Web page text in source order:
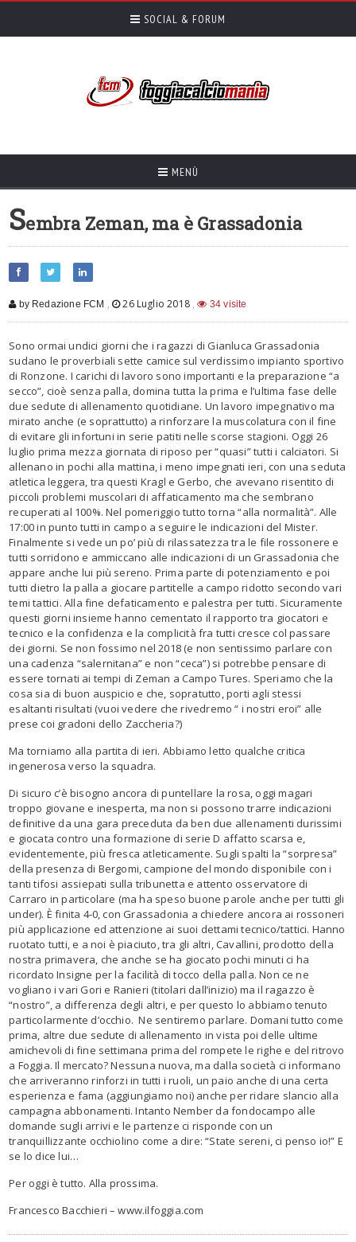
SOCIAL & FORUM
MENÙ
Sembra Zeman, ma è Grassadonia
by Redazione FCM , 26 Luglio 2018 , 34 visite
Sono ormai undici giorni che i ragazzi di Gianluca Grassadonia
sudano le proverbiali sette camice sul verdissimo impianto sportivo
di Ronzone. I carichi di lavoro sono importanti e la preparazione “a
secco”, cioè senza palla, domina tutta la prima e l’ultima fase delle
due sedute di allenamento quotidiane. Un lavoro impegnativo ma
mirato anche (e soprattutto) a rinforzare la muscolatura con il fine
di evitare gli infortuni in serie patiti nelle scorse stagioni. Oggi 26
luglio prima mezza giornata di riposo per “quasi” tutti i calciatori. Si
allenano in pochi alla mattina, i meno impegnati ieri, con una seduta
atletica leggera, tra questi Kragl e Gerbo, che avevano risentito di
piccoli problemi muscolari di affaticamento ma che sembrano
recuperati al 100%. Nel pomeriggio tutto torna “alla normalità”. Alle
17:00 in punto tutti in campo a seguire le indicazioni del Mister.
Finalmente si vede un po’ più di rilassatezza tra le file rossonere e
tutti sorridono e ammiccano alle indicazioni di un Grassadonia che
appare anche lui più sereno. Prima parte di potenziamento e poi
tutti dietro la palla a giocare partitelle a campo ridotto secondo vari
temi tattici. Alla fine defaticamento e palestra per tutti. Sicuramente
questi giorni insieme hanno cementato il rapporto tra giocatori e
tecnico e la confidenza e la complicità fra tutti cresce col passare
dei giorni. Se non fossimo nel 2018 (e non sentissimo parlare con
una cadenza “salernitana” e non “ceca”) si potrebbe pensare di
essere tornati ai tempi di Zeman a Campo Tures. Speriamo che la
cosa sia di buon auspicio e che, sopratutto, porti agli stessi
esaltanti risultati (vuoi vedere che rivedremo “ i nostri eroi” alle
prese coi gradoni dello Zaccheria?)
Ma torniamo alla partita di ieri. Abbiamo letto qualche critica
ingenerosa verso la squadra.
Di sicuro c’è bisogno ancora di puntellare la rosa, oggi magari
troppo giovane e inesperta, ma non si possono trarre indicazioni
definitive da una gara preceduta da ben due allenamenti durissimi
e giocata contro una formazione di serie D affatto scarsa e,
evidentemente, più fresca atleticamente. Sugli spalti la “sorpresa”
della presenza di Bergomi, campione del mondo disponibile con i
tanti tifosi assiepati sulla tribunetta e attento osservatore di
Carraro in particolare (ma ha speso buone parole anche per tutti gli
under). È finita 4-0, con Grassadonia a chiedere ancora ai rossoneri
più applicazione ed attenzione ai suoi dettami tecnico/tattici. Hanno
ruotato tutti, e a noi è piaciuto, tra gli altri, Cavallini, prodotto della
nostra primavera, che anche se ha giocato pochi minuti ci ha
ricordato Insigne per la facilità di tocco della palla. Non ce ne
vogliano i vari Gori e Ranieri (titolari dall’inizio) ma il ragazzo è
“nostro”, a differenza degli altri, e per questo lo abbiamo tenuto
particolarmente d’occhio. Ne sentiremo parlare. Domani tutto come
prima, altre due sedute di allenamento in vista poi delle ultime
amichevoli di fine settimana prima del rompete le righe e del ritrovo
a Foggia. Il mercato? Nessuna nuova, ma dalla società ci informano
che arriveranno rinforzi in tutti i ruoli, un paio anche di una certa
esperienza e fama (aggiungiamo noi) anche per ridare slancio alla
campagna abbonamenti. Intanto Nember da fondocampo alle
domande sugli arrivi e le partenze ci risponde con un
tranquillizzante occhiolino come a dire: “State sereni, ci penso io!” E
se lo dice lui…
Per oggi è tutto. Alla prossima.
Francesco Bacchieri – www.ilfoggia.com